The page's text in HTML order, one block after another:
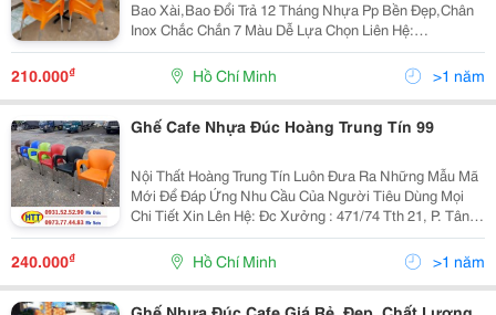
Bao Xài,Bao Đổi Trả 12 Tháng Nhựa Pp Bền Đẹp,Chân
Inox Chắc Chắn 7 Màu Dễ Lựa Chọn Liên Hệ:
0939.635.817 / 0989.598.138 Mr Đức Số Lượng 1001
210.000₫ Hồ Chí Minh >1 năm
Ghế Cafe Nhựa Đúc Hoàng Trung Tín 99
Nội Thất Hoàng Trung Tín Luôn Đưa Ra Những Mẫu Mã
Mới Để Đáp Ứng Nhu Cầu Của Người Tiêu Dùng Mọi
Chi Tiết Xin Lên Hệ: Đc Xưởng : 471/74 Tth 21, P. Tân
Thới Hiệp, Q2, Tp. Hcm Đt : 0973.77.44.83 (Mr Sơn) -
240.000₫ Hồ Chí Minh >1 năm